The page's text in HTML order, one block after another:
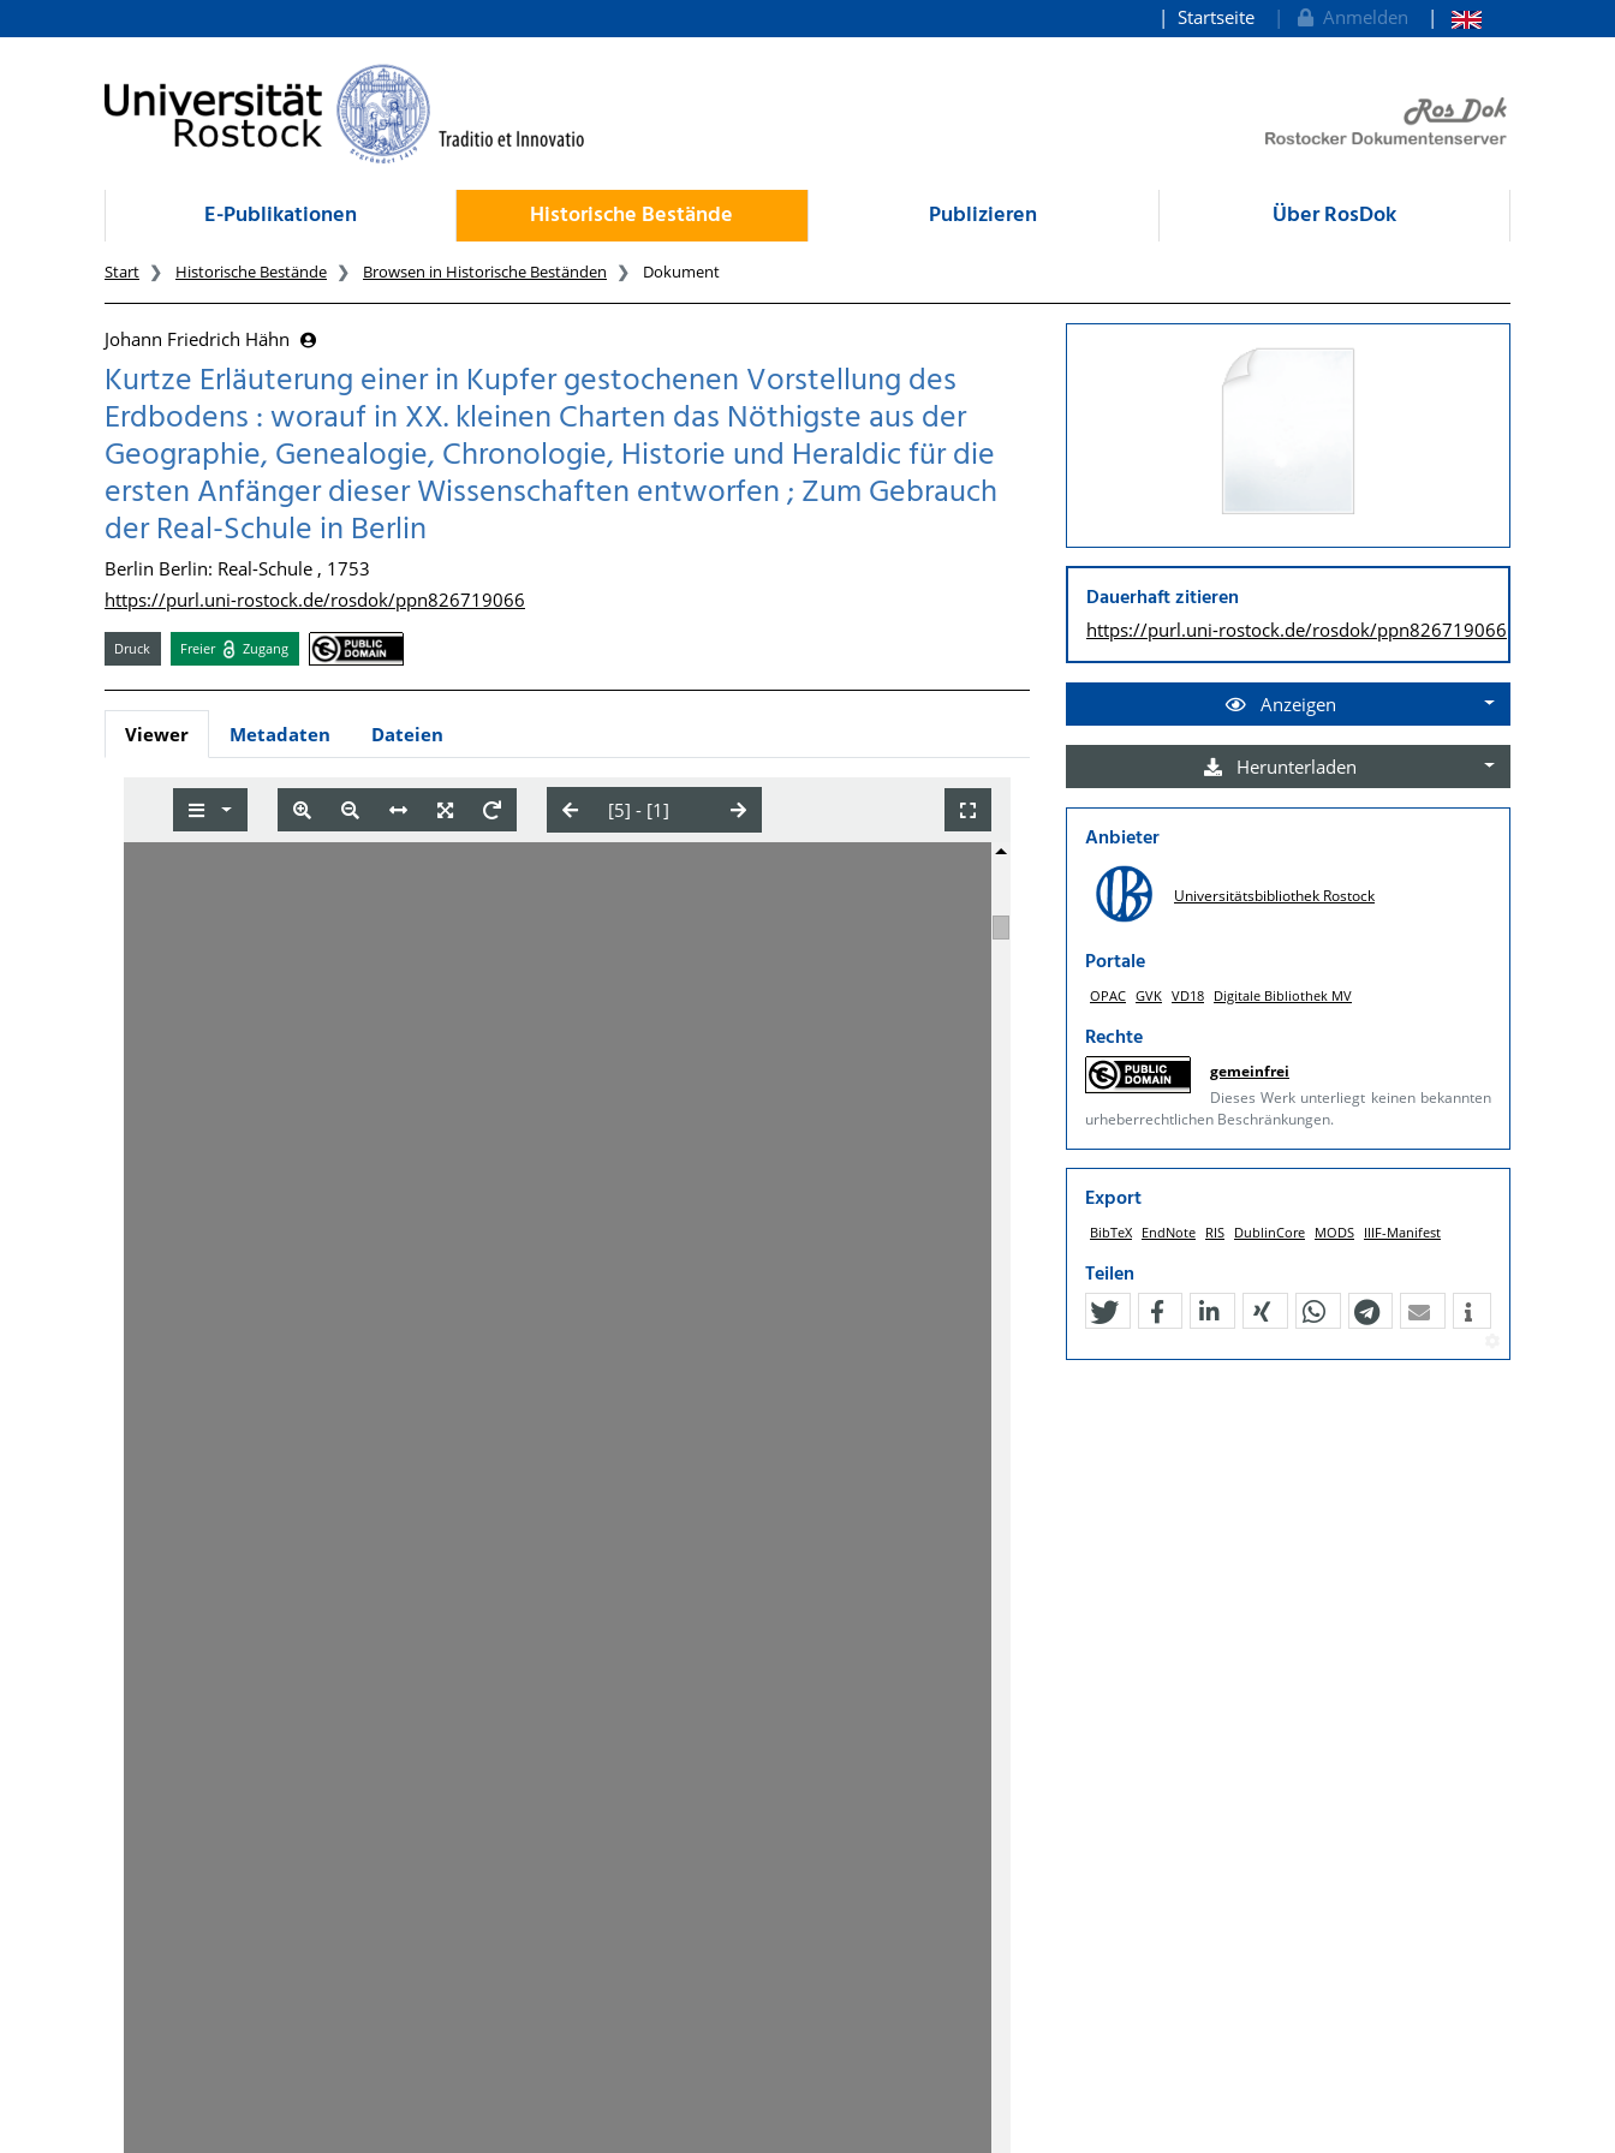
zum Inhalt
Startseite Anmelden
E-Publikationen Historische Bestände Publizieren Über RosDok
Start Historische Bestände Browsen in Historische Beständen Dokument
Johann Friedrich Hähn
Kurtze Erläuterung einer in Kupfer gestochenen Vorstellung des
Erdbodens : worauf in XX. kleinen Charten das Nöthigste aus der
Geographie, Genealogie, Chronologie, Historie und Heraldic für die
ersten Anfänger dieser Wissenschaften entworfen ; Zum Gebrauch
der Real-Schule in Berlin
Berlin Berlin: Real-Schule , 1753
https://purl.uni-rostock.de/rosdok/ppn826719066
Druck Freier Zugang
Viewer Metadaten Dateien
Dauerhaft zitieren
https://purl.uni-rostock.de/rosdok/ppn826719066
Anzeigen
Herunterladen
Anbieter
Universitätsbibliothek Rostock
Portale
OPAC GVK VD18 Digitale Bibliothek MV
Rechte
gemeinfrei
Dieses Werk unterliegt keinen bekannten
urheberrechtlichen Beschränkungen.
Export
BibTeX EndNote RIS DublinCore MODS IIIF-Manifest
Teilen